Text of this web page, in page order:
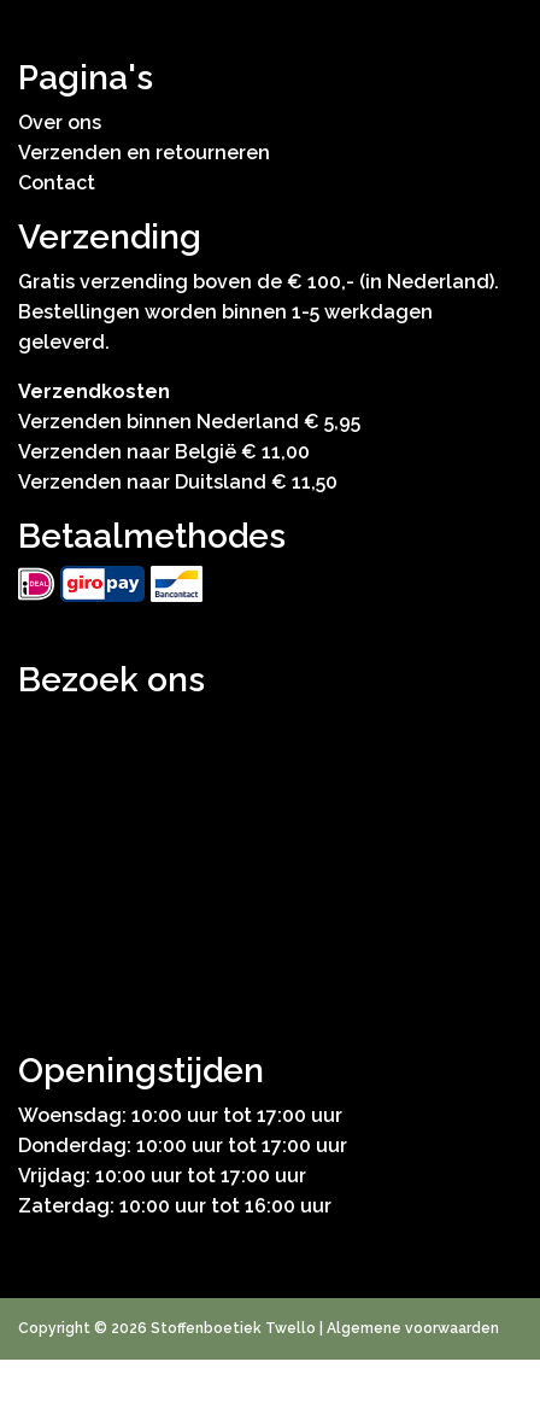
Pagina's
Over ons
Verzenden en retourneren
Contact
Verzending
Gratis verzending boven de € 100,- (in Nederland).
Bestellingen worden binnen 1-5 werkdagen
geleverd.
Verzendkosten
Verzenden binnen Nederland € 5,95
Verzenden naar België € 11,00
Verzenden naar Duitsland € 11,50
Betaalmethodes
Bezoek ons
Openingstijden
Woensdag: 10:00 uur tot 17:00 uur
Donderdag: 10:00 uur tot 17:00 uur
Vrijdag: 10:00 uur tot 17:00 uur
Zaterdag: 10:00 uur tot 16:00 uur
Copyright © 2026 Stoffenboetiek Twello | Algemene voorwaarden